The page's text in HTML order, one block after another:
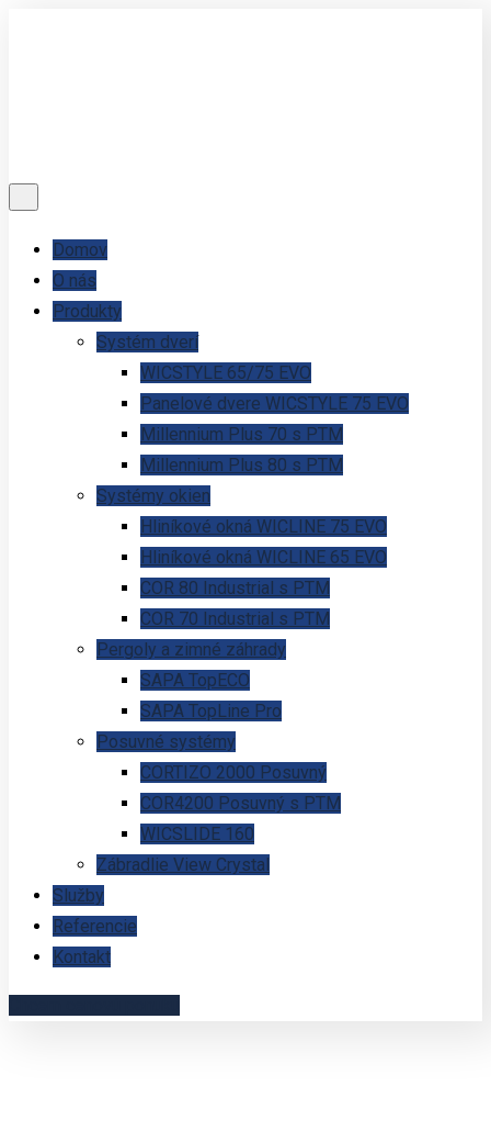
Domov
O nás
Produkty
Systém dverí
WICSTYLE 65/75 EVO
Panelové dvere WICSTYLE 75 EVO
Millennium Plus 70 s PTM
Millennium Plus 80 s PTM
Systémy okien
Hliníkové okná WICLINE 75 EVO
Hliníkové okná WICLINE 65 EVO
COR 80 Industrial s PTM
COR 70 Industrial s PTM
Pergoly a zimné záhrady
SAPA TopECO
SAPA TopLine Pro
Posuvné systémy
CORTIZO 2000 Posuvný
COR4200 Posuvný s PTM
WICSLIDE 160
Zábradlie View Crystal
Služby
Referencie
Kontakt